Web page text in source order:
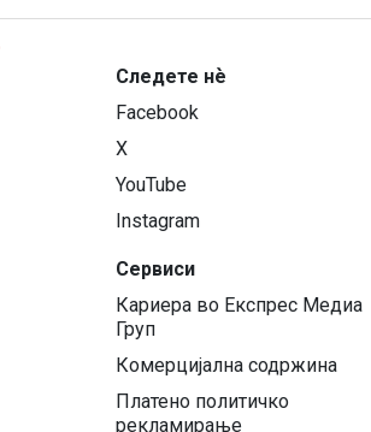
Следете нѐ
Facebook
X
YouTube
Instagram
Сервиси
Кариера во Експрес Медиа
Груп
Комерцијална содржина
Платено политичко
рекламирање